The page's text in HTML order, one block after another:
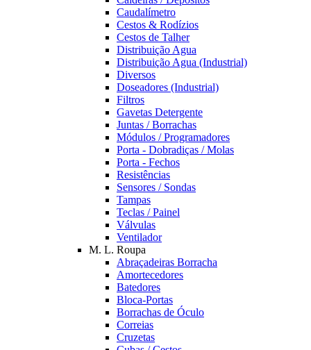
Caudalímetro
Cestos & Rodízios
Cestos de Talher
Distribuição Agua
Distribuição Agua (Industrial)
Diversos
Doseadores (Industrial)
Filtros
Gavetas Detergente
Juntas / Borrachas
Módulos / Programadores
Porta - Dobradiças / Molas
Porta - Fechos
Resistências
Sensores / Sondas
Tampas
Teclas / Painel
Válvulas
Ventilador
M. L. Roupa
Abraçadeiras Borracha
Amortecedores
Batedores
Bloca-Portas
Borrachas de Óculo
Correias
Cruzetas